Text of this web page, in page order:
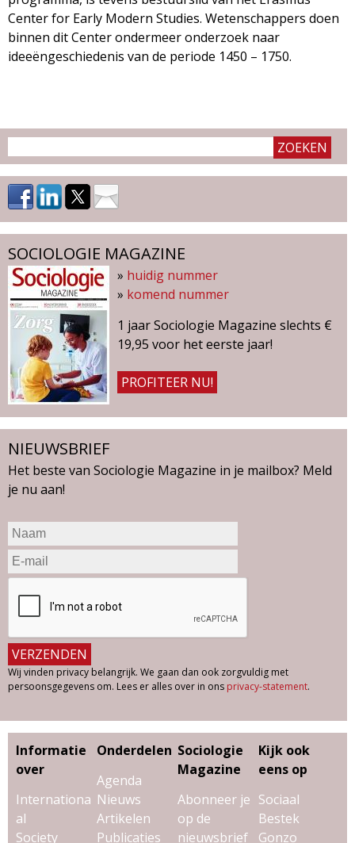
Center for Early Modern Studies. Wetenschappers doen
binnen dit Center ondermeer onderzoek naar
ideeëngeschiedenis van de periode 1450 – 1750.
SOCIOLOGIE MAGAZINE
» huidig nummer
» komend nummer
1 jaar Sociologie Magazine slechts €
19,95 voor het eerste jaar!
PROFITEER NU!
NIEUWSBRIEF
Het beste van Sociologie Magazine in je mailbox? Meld
je nu aan!
Wij vinden privacy belangrijk. We gaan dan ook zorgvuldig met
persoonsgegevens om. Lees er alles over in ons privacy-statement.
Informatie
over
Internationa
al
Society
Onderdelen
Agenda
Nieuws
Artikelen
Publicaties
Sociologie
Magazine
Abonneer je
op de
nieuwsbrief
Kijk ook
eens op
Sociaal
Bestek
Gonzo